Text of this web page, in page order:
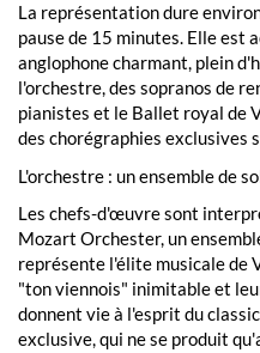
La représentation dure
pause de 15 minutes. Elle est
anglophone charmant, plein
l'orchestre, des sopranos de
pianistes et le Ballet royal de
des chorégraphies exclusives
L'orchestre : un ensemble de
Les chefs-d'œuvre sont
Mozart Orchester, un
représente l'élite musicale de
"ton viennois" inimitable et
donnent vie à l'esprit du
exclusive, qui ne se produit